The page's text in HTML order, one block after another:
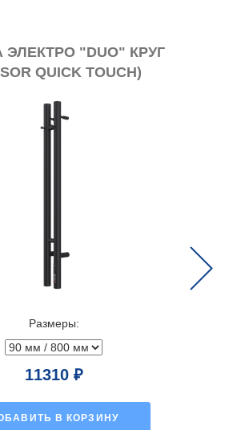
SV-207 (ЭЛЕКТРИЧЕСКИЙ)
ПОЛОТЕНЦЕСУШИТЕЛЬ
63129 ₽56816 ₽
ДОБАВИТЬ В КОРЗИНУ